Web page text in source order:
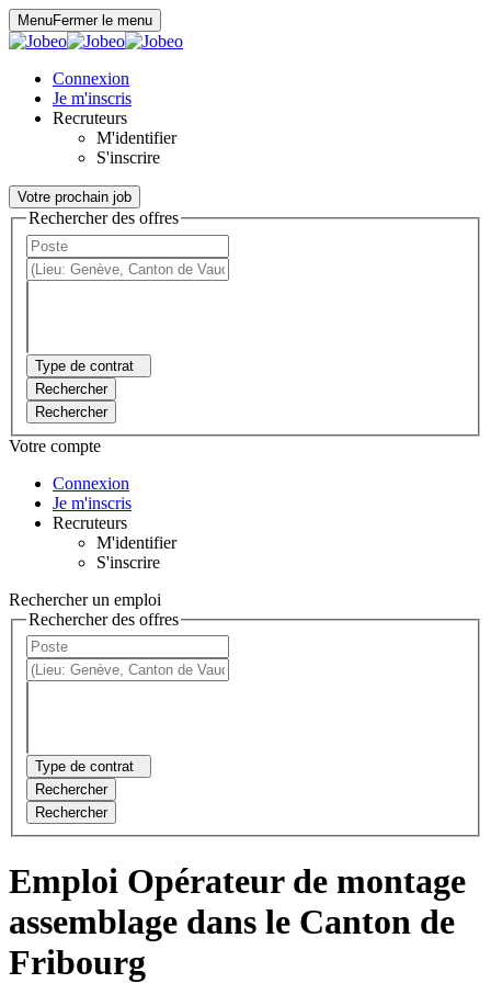
MenuFermer le menu
Connexion
Je m'inscris
Recruteurs
M'identifier
S'inscrire
Votre prochain job
Rechercher des offres
Type de contrat
Rechercher
Rechercher
Votre compte
Connexion
Je m'inscris
Recruteurs
M'identifier
S'inscrire
Rechercher un emploi
Rechercher des offres
Type de contrat
Rechercher
Rechercher
Emploi Opérateur de montage
assemblage dans le Canton de
Fribourg
Panneau de gestion des cookies